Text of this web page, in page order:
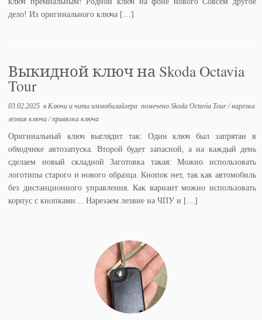
дело! Из оригинального ключа […]
Выкидной ключ на Skoda Octavia
Tour
03.02.2025 в Ключи и чипы иммобилайзера помеченоSkoda Octavia Tour/нарезка
лезвия ключа/привязка ключа
Оригинальный ключ выглядит так: Один ключ был запрятан в
обходчике автозапуска. Второй будет запасной, а на каждый день
сделаем новый складной Заготовка такая: Можно использовать
логотипы старого и нового образца. Кнопок нет, так как автомобиль
без дистанционного управления. Как вариант можно использовать
корпус с кнопками… Нарезаем лезвие на ЧПУ и […]